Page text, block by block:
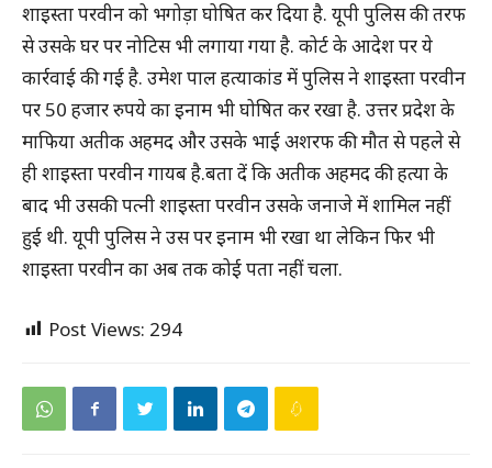
शाइस्ता परवीन को भगोड़ा घोषित कर दिया है. यूपी पुलिस की तरफ
से उसके घर पर नोटिस भी लगाया गया है. कोर्ट के आदेश पर ये
कार्रवाई की गई है. उमेश पाल हत्याकांड में पुलिस ने शाइस्ता परवीन
पर 50 हजार रुपये का इनाम भी घोषित कर रखा है. उत्तर प्रदेश के
माफिया अतीक अहमद और उसके भाई अशरफ की मौत से पहले से
ही शाइस्ता परवीन गायब है.बता दें कि अतीक अहमद की हत्या के
बाद भी उसकी पत्नी शाइस्ता परवीन उसके जनाजे में शामिल नहीं
हुई थी. यूपी पुलिस ने उस पर इनाम भी रखा था लेकिन फिर भी
शाइस्ता परवीन का अब तक कोई पता नहीं चला.
Post Views: 294